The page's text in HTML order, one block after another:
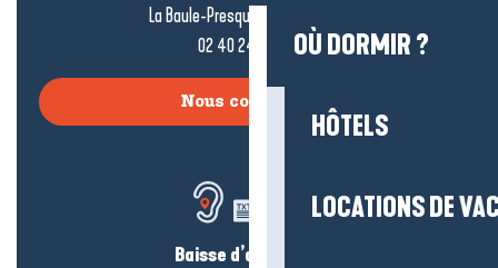
OÙ DORMIR ?
HÔTELS
LOCATIONS DE
La Baule-Presqu’île de Guérande
02 40 24 34 44
Nous contacter
Baisse d’audition ?